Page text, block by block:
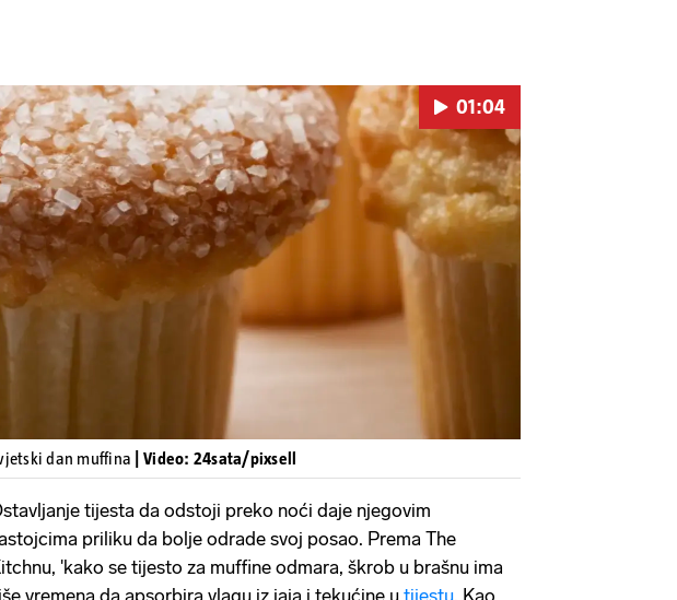
Pokretanje videa...
01:04
dan muffina | Video: 24sata/pixsell
tijesta da odstoji preko noći daje njegovim
priliku da bolje odrade svoj posao. Prema The
'kako se tijesto za muffine odmara, škrob u brašnu ima
vremena da apsorbira vlagu iz jaja i tekućine utijestu. Kao